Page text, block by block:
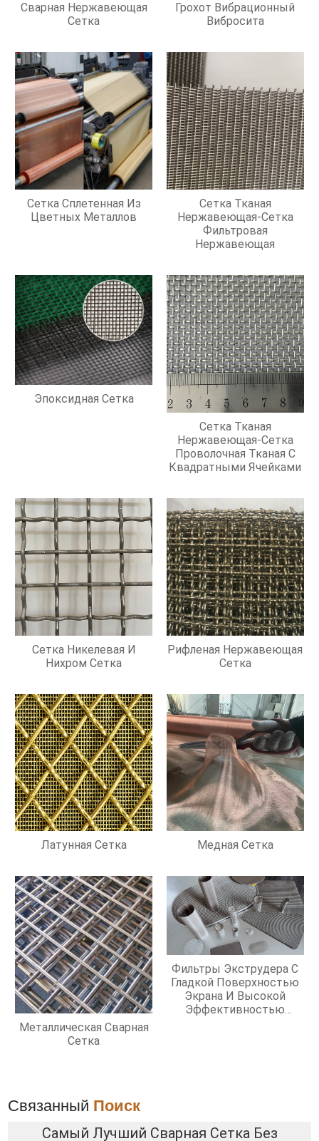
Сварная Нержавеющая
Сетка
Грохот Вибрационный
Вибросита
Сетка Сплетенная Из
Цветных Металлов
Сетка Тканая
Нержавеющая-Сетка
Фильтровая
Нержавеющая
Эпоксидная Сетка
Сетка Тканая
Нержавеющая-Сетка
Проволочная Тканая С
Квадратными Ячейками
Сетка Никелевая И
Нихром Сетка
Рифленая Нержавеющая
Сетка
Латунная Сетка Медная Сетка
Металлическая Сварная
Сетка
Фильтры Экструдера С
Гладкой Поверхностью
Экрана И Высокой
Эффективностью
Связанный Поиск
Самый Лучший Сварная Сетка Без